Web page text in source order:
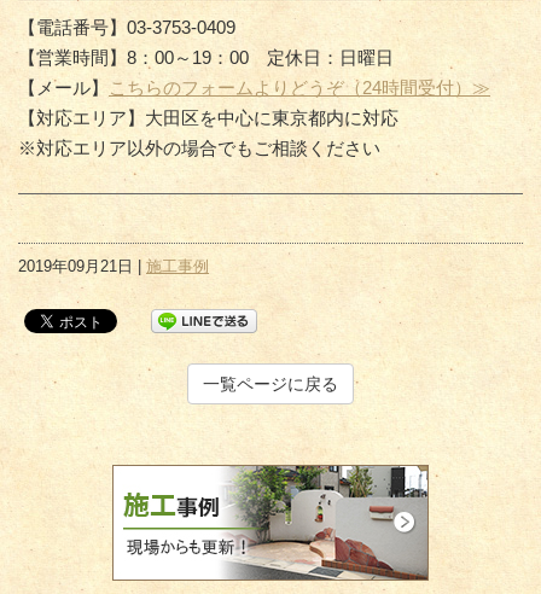
【電話番号】03-3753-0409
【営業時間】8：00～19：00 定休日：日曜日
【メール】
こちらのフォームよりどうぞ（24時間受付）≫
【対応エリア】大田区を中心に東京都内に対応
※対応エリア以外の場合でもご相談ください
2019年09月21日 | 施工事例
一覧ページに戻る